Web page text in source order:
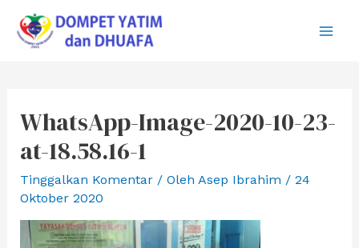
konten
WhatsApp-Image-2020-10-23-
at-18.58.16-1
Tinggalkan Komentar / Oleh Asep Ibrahim / 24
Oktober 2020